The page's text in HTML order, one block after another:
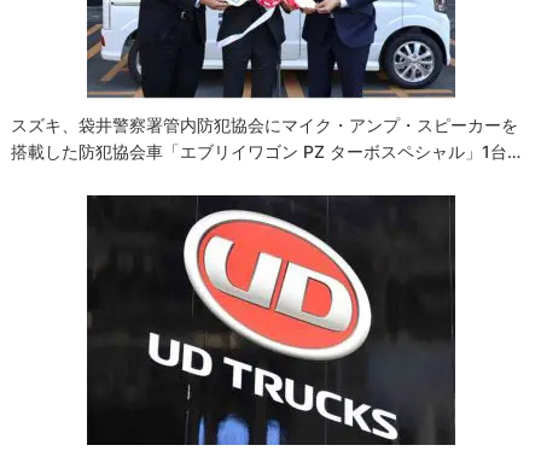
スズキ、袋井警察署管内防犯協会にマイク・アンプ・スピーカーを
搭載した防犯協会車「エブリイワゴン PZ ターボスペシャル」1台…